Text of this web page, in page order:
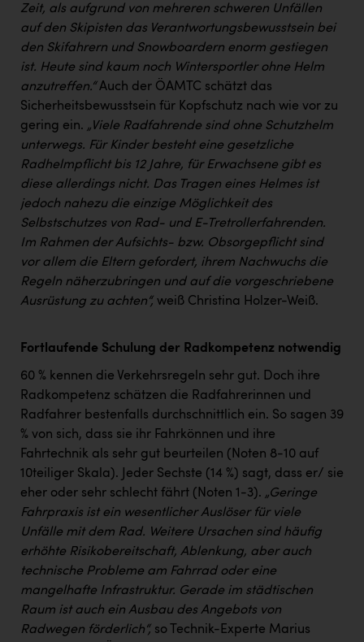
Zeit, als aufgrund von mehreren schweren Unfällen
auf den Skipisten das Verantwortungsbewusstsein bei
den Skifahrern und Snowboardern enorm gestiegen
ist. Heute sind kaum noch Wintersportler ohne Helm
anzutreffen.“Auch der ÖAMTC schätzt das
Sicherheitsbewusstsein für Kopfschutz nach wie vor zu
gering ein. „Viele Radfahrende sind ohne Schutzhelm
unterwegs. Für Kinder besteht eine gesetzliche
Radhelmpflicht bis 12 Jahre, für Erwachsene gibt es
diese allerdings nicht. Das Tragen eines Helmes ist
jedoch nahezu die einzige Möglichkeit des
Selbstschutzes von Rad- und E-Tretrollerfahrenden.
Im Rahmen der Aufsichts- bzw. Obsorgepflicht sind
vor allem die Eltern gefordert, ihrem Nachwuchs die
Regeln näherzubringen und auf die vorgeschriebene
Ausrüstung zu achten“, weiß Christina Holzer-Weiß.
Fortlaufende Schulung der Radkompetenz notwendig
60 % kennen die Verkehrsregeln sehr gut. Doch ihre
Radkompetenz schätzen die Radfahrerinnen und
Radfahrer bestenfalls durchschnittlich ein. So sagen 39
% von sich, dass sie ihr Fahrkönnen und ihre
Fahrtechnik als sehr gut beurteilen (Noten 8-10 auf
10teiliger Skala). Jeder Sechste (14 %) sagt, dass er/ sie
eher oder sehr schlecht fährt (Noten 1-3). „Geringe
Fahrpraxis ist ein wesentlicher Auslöser für viele
Unfälle mit dem Rad. Weitere Ursachen sind häufig
erhöhte Risikobereitschaft, Ablenkung, aber auch
technische Probleme am Fahrrad oder eine
mangelhafte Infrastruktur. Gerade im städtischen
Raum ist auch ein Ausbau des Angebots von
Radwegen förderlich“, so Technik-Experte Marius